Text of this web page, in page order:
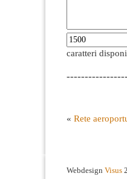
caratteri
« Rete
Webdesign Visus